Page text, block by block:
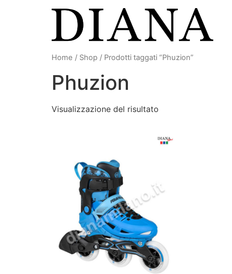
Home / Shop / Prodotti taggati “Phuzion”
Phuzion
Visualizzazione del risultato